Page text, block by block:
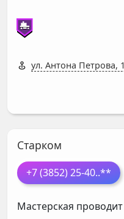
ул. Антона Петрова,
Старком
+7 (3852) 25-40..**
Мастерская